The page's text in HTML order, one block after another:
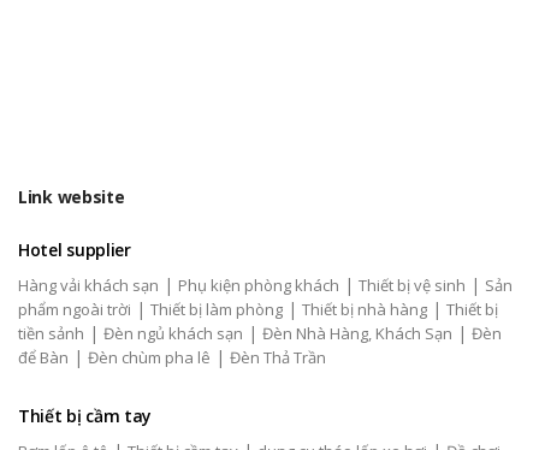
Link website
Hotel supplier
Hàng vải khách sạn | Phụ kiện phòng khách | Thiết bị vệ sinh | Sản
phẩm ngoài trời | Thiết bị làm phòng | Thiết bị nhà hàng | Thiết bị
tiền sảnh | Đèn ngủ khách sạn | Đèn Nhà Hàng, Khách Sạn | Đèn
để Bàn | Đèn chùm pha lê | Đèn Thả Trần
Thiết bị cầm tay